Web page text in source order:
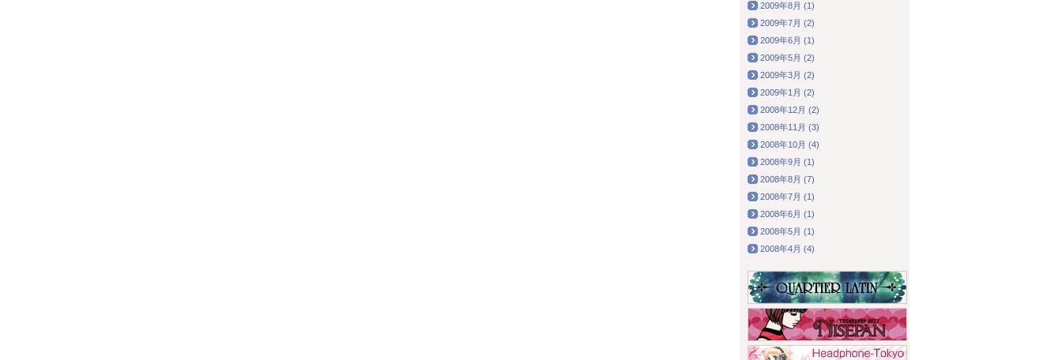
2009年8月 (1)
2009年7月 (2)
2009年6月 (1)
2009年5月 (2)
2009年3月 (2)
2009年1月 (2)
2008年12月 (2)
2008年11月 (3)
2008年10月 (4)
2008年9月 (1)
2008年8月 (7)
2008年7月 (1)
2008年6月 (1)
2008年5月 (1)
2008年4月 (4)